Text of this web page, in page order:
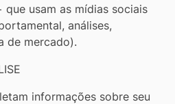
usam as mídias sociais
análises,
de mercado).
informações sobre seu